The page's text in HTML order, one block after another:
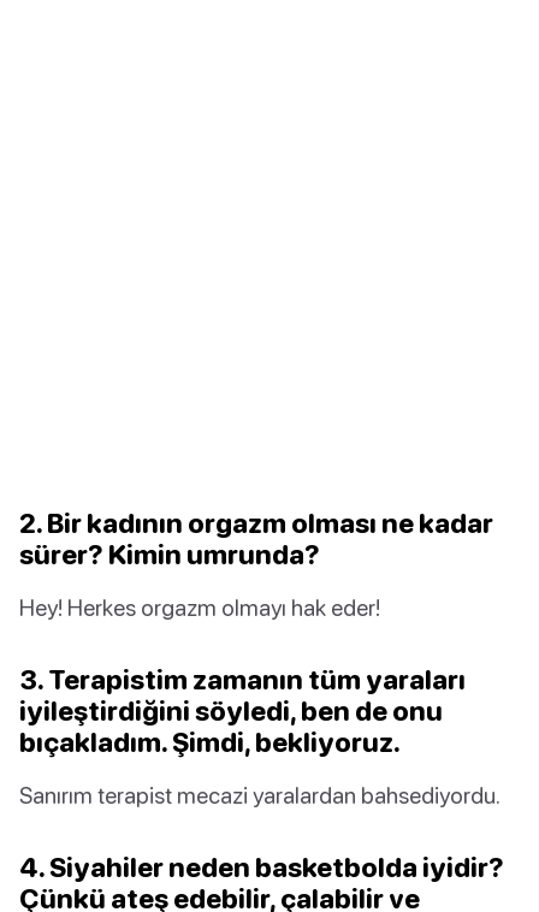
2. Bir kadının orgazm olması ne kadar
sürer? Kimin umrunda?
Hey! Herkes orgazm olmayı hak eder!
3. Terapistim zamanın tüm yaraları
iyileştirdiğini söyledi, ben de onu
bıçakladım. Şimdi, bekliyoruz.
Sanırım terapist mecazi yaralardan bahsediyordu.
4. Siyahiler neden basketbolda iyidir?
Çünkü ateş edebilir, çalabilir ve